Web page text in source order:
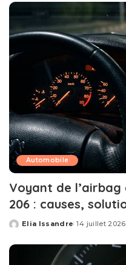
Automobile
Voyant de l’airbag
206 : causes,
Posted
Elia Issandre 14 juillet 2026